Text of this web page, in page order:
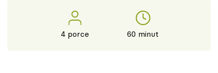
4 porce 60 minut